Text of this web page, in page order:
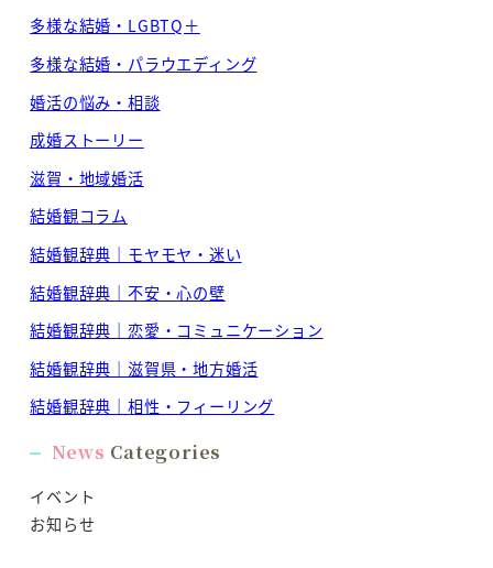
多様な結婚・LGBTQ＋
多様な結婚・パラウエディング
婚活の悩み・相談
成婚ストーリー
滋賀・地域婚活
結婚観コラム
結婚観辞典｜モヤモヤ・迷い
結婚観辞典｜不安・心の壁
結婚観辞典｜恋愛・コミュニケーション
結婚観辞典｜滋賀県・地方婚活
結婚観辞典｜相性・フィーリング
News Categories
イベント
お知らせ